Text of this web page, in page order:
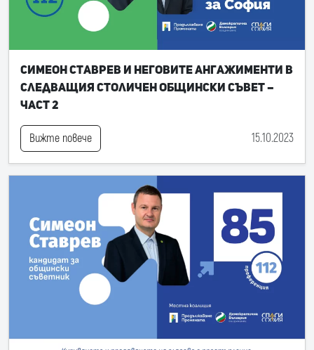
Симеон Ставрев и неговите ангажименти в
следващия Столичен общински съвет –
част 2
Вижте повече 15.10.2023